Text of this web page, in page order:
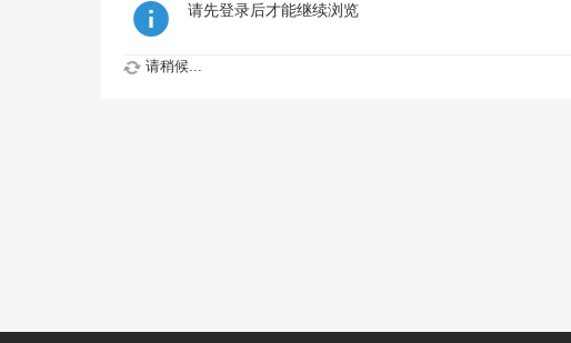
请先登录后才能继续浏览
请稍候...